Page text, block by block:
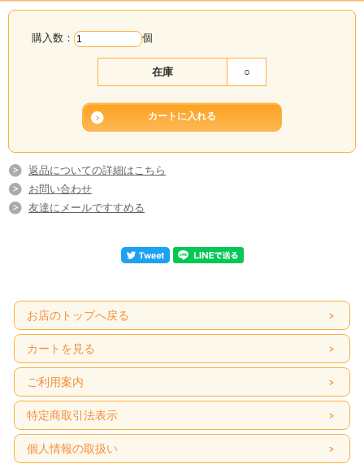
購入数： 個
在庫 ○
返品についての詳細はこちら
お問い合わせ
友達にメールですすめる
お店のトップへ戻る
カートを見る
ご利用案内
特定商取引法表示
個人情報の取扱い